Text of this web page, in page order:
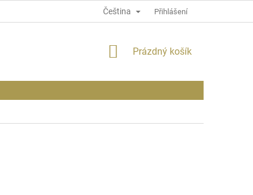
ÚDAJÍCH INFORMACE O WEBU
Čeština Přihlášení
NÁKUPNÍ
Prázdný košík